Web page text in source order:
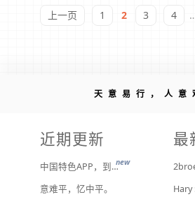
上一页 1 2 3 4
天意易行，人意
近期更新
中国特色APP，到底谁来治？new
意难平，忆中平。
最